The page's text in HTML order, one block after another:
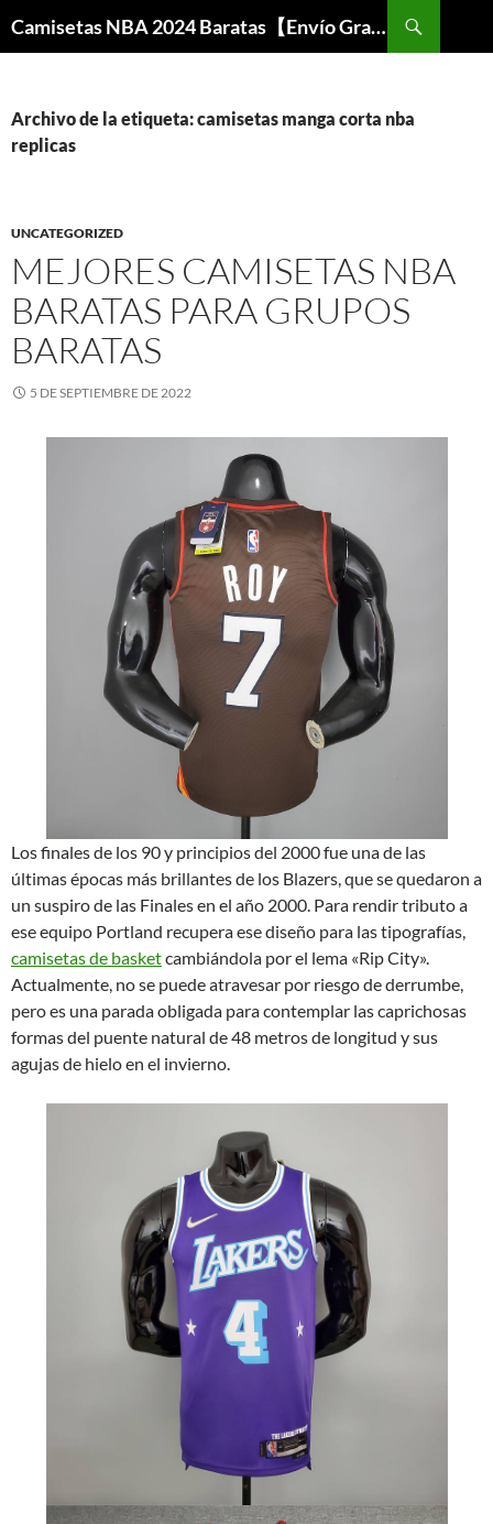
Camisetas NBA 2024 Baratas【Envío Gratis】
Archivo de la etiqueta: camisetas manga corta nba
replicas
UNCATEGORIZED
MEJORES CAMISETAS NBA
BARATAS PARA GRUPOS
BARATAS
5 DE SEPTIEMBRE DE 2022
Los finales de los 90 y principios del 2000 fue una de las
últimas épocas más brillantes de los Blazers, que se quedaron a
un suspiro de las Finales en el año 2000. Para rendir tributo a
ese equipo Portland recupera ese diseño para las tipografías,
camisetas de basketcambiándola por el lema «Rip City».
Actualmente, no se puede atravesar por riesgo de derrumbe,
pero es una parada obligada para contemplar las caprichosas
formas del puente natural de 48 metros de longitud y sus
agujas de hielo en el invierno.